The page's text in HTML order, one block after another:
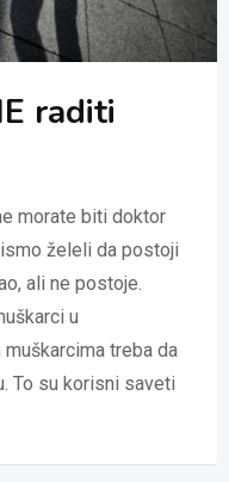
raditi
morate biti doktor
želeli da postoji
ali ne postoje.
u
treba da
To su korisni saveti